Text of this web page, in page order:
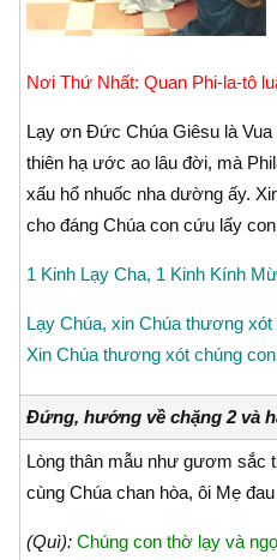
Nơi Thứ Nhất: Quan Phi-la-tô
Lạy ơn Ðức Chúa Giêsu là
thiên hạ ước ao lâu đời, mà
xấu hổ nhuốc nha dường ấy.
cho đáng Chúa con cứu lấy
1 Kinh Lạy Cha, 1 Kinh Kính
Lạy Chúa, xin Chúa thương xót
Xin Chúa thương xót chúng
Đứng, hướng về chặng 2 và
Lòng thân mẫu như gươm sắc
cùng Chúa chan hòa, ôi Mẹ
(Quì): Chúng con thờ lạy và